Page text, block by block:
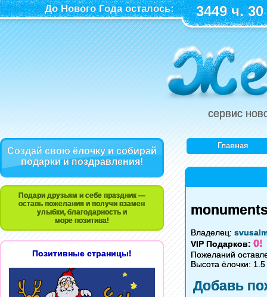
До Нового Года осталось: 3449 ч.
сервис
Создай свою ёлочку и собирай
подарки и поздравления!
Подари друзьям и себе праздник —
оставь пожелания и получи взамен
улыбки, благодарность и
море позитива!
Позитивные страницы!
Главная
Владелец:
VIP Подарков: 0!
Пожеланий
Высота ёлочки:
Добавь